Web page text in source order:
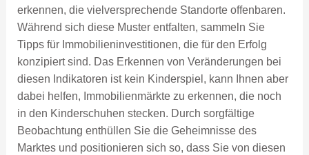
erkennen, die vielversprechende Standorte offenbaren.
Während sich diese Muster entfalten, sammeln Sie
Tipps für Immobilieninvestitionen, die für den Erfolg
konzipiert sind. Das Erkennen von Veränderungen bei
diesen Indikatoren ist kein Kinderspiel, kann Ihnen aber
dabei helfen, Immobilienmärkte zu erkennen, die noch
in den Kinderschuhen stecken. Durch sorgfältige
Beobachtung enthüllen Sie die Geheimnisse des
Marktes und positionieren sich so, dass Sie von diesen